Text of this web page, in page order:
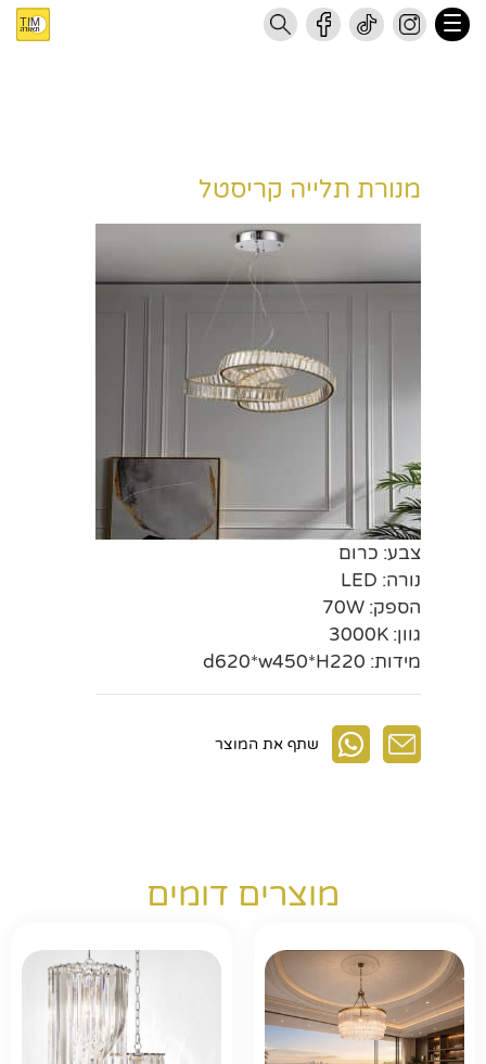
מנורת תלייה קריסטל
צבע: כרום
נורה: LED
הספק: 70W
גוון: 3000K
מידות: d620*w450*H220
שתף את המוצר
מוצרים דומים